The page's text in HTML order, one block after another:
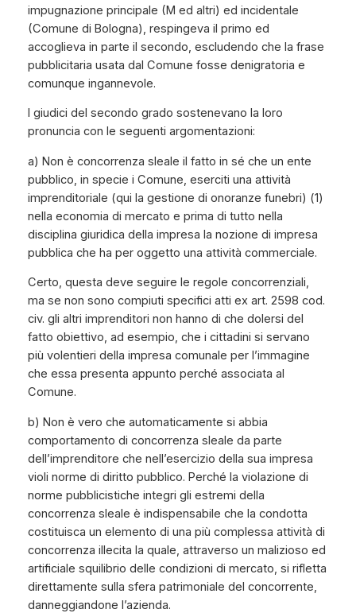
impugnazione principale (M ed altri) ed incidentale
(Comune di Bologna), respingeva il primo ed
accoglieva in parte il secondo, escludendo che la frase
pubblicitaria usata dal Comune fosse denigratoria e
comunque ingannevole.
I giudici del secondo grado sostenevano la loro
pronuncia con le seguenti argomentazioni:
a) Non è concorrenza sleale il fatto in sé che un ente
pubblico, in specie i Comune, eserciti una attività
imprenditoriale (qui la gestione di onoranze funebri) (1)
nella economia di mercato e prima di tutto nella
disciplina giuridica della impresa la nozione di impresa
pubblica che ha per oggetto una attività commerciale.
Certo, questa deve seguire le regole concorrenziali,
ma se non sono compiuti specifici atti ex art. 2598 cod.
civ. gli altri imprenditori non hanno di che dolersi del
fatto obiettivo, ad esempio, che i cittadini si servano
più volentieri della impresa comunale per l’immagine
che essa presenta appunto perché associata al
Comune.
b) Non è vero che automaticamente si abbia
comportamento di concorrenza sleale da parte
dell’imprenditore che nell’esercizio della sua impresa
violi norme di diritto pubblico. Perché la violazione di
norme pubblicistiche integri gli estremi della
concorrenza sleale è indispensabile che la condotta
costituisca un elemento di una più complessa attività di
concorrenza illecita la quale, attraverso un malizioso ed
artificiale squilibrio delle condizioni di mercato, si rifletta
direttamente sulla sfera patrimoniale del concorrente,
danneggiandone l’azienda.